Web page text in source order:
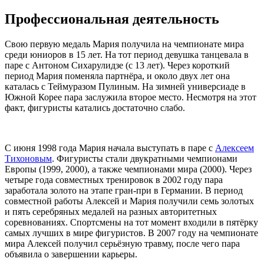
Профессиональная деятельность
Свою первую медаль Мария получила на чемпионате мира
среди юниоров в 15 лет. На тот период девушка танцевала в
паре с Антоном Сихарулидзе (с 13 лет). Через короткий
период Мария поменяла партнёра, и около двух лет она
каталась с Теймуразом Пулиным. На зимней универсиаде в
Южной Корее пара заслужила второе место. Несмотря на этот
факт, фигуристы катались достаточно слабо.
С июня 1998 года Мария начала выступать в паре с Алексеем
Тихоновым. Фигуристы стали двукратными чемпионами
Европы (1999, 2000), а также чемпионами мира (2000). Через
четыре года совместных тренировок в 2002 году пара
заработала золото на этапе гран-при в Германии. В период
совместной работы Алексей и Мария получили семь золотых
и пять серебряных медалей на разных авторитетных
соревнованиях. Спортсмены на тот момент входили в пятёрку
самых лучших в мире фигуристов. В 2007 году на чемпионате
мира Алексей получил серьёзную травму, после чего пара
объявила о завершении карьеры.